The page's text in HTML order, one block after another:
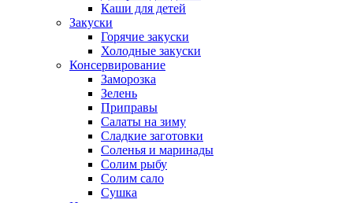
Каши для детей
Закуски
Горячие закуски
Холодные закуски
Консервирование
Заморозка
Зелень
Приправы
Салаты на зиму
Сладкие заготовки
Соленья и маринады
Солим рыбу
Солим сало
Сушка